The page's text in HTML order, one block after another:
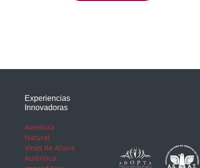
Experiencias
Innovadoras
Aventura
Natural
Vinos de Altura
Auténtica